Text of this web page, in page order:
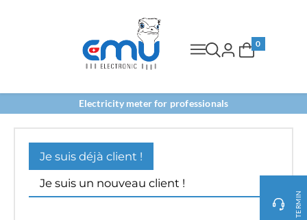
TERMIN
0
Electricity meter for professionals
Je suis déjà client !
Je suis un nouveau client !